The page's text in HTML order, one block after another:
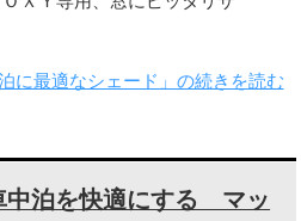
に最適なシェード」の続きを読む
中泊を快適にする マッ